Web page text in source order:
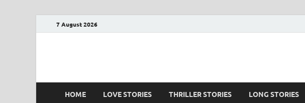
7 August 2026
HOME LOVE STORIES THRILLER STORIES LONG STORIES